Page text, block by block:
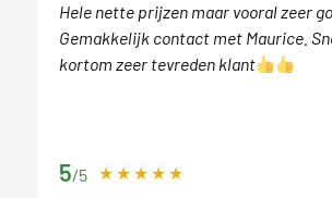
Hele nette prijzen maar vooral zeer
Gemakkelijk contact met Maurice.
kortom zeer tevreden klant
5/5